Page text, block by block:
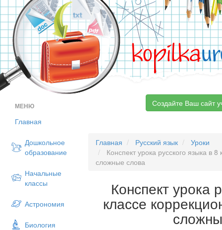
kopilka
МЕНЮ
Главная
Дошкольное
образование
Начальные
классы
Астрономия
Биология
Создайте Ваш сайт
Главная Русский язык
Уроки
Конспект урока русского языка в
сложные слова
Конспект урока
классе